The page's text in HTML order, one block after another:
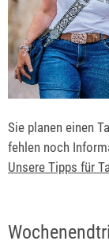
Sie planen einen
fehlen noch
Unsere Tipps für